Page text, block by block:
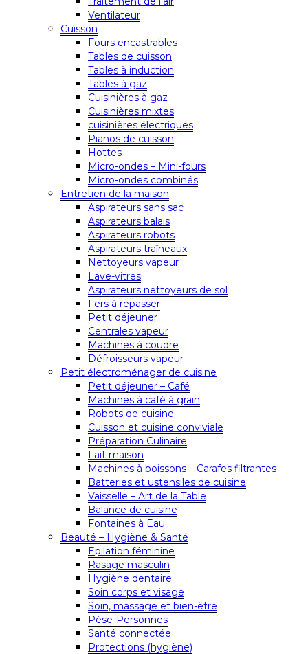
Ventilateur
Cuisson
Fours encastrables
Tables de cuisson
Tables à induction
Tables à gaz
Cuisinières à gaz
Cuisinières mixtes
cuisinières électriques
Pianos de cuisson
Hottes
Micro-ondes – Mini-fours
Micro-ondes combinés
Entretien de la maison
Aspirateurs sans sac
Aspirateurs balais
Aspirateurs robots
Aspirateurs traîneaux
Nettoyeurs vapeur
Lave-vitres
Aspirateurs nettoyeurs de sol
Fers à repasser
Petit déjeuner
Centrales vapeur
Machines à coudre
Défroisseurs vapeur
Petit électroménager de cuisine
Petit déjeuner – Café
Machines à café à grain
Robots de cuisine
Cuisson et cuisine conviviale
Préparation Culinaire
Fait maison
Machines à boissons – Carafes filtrantes
Batteries et ustensiles de cuisine
Vaisselle – Art de la Table
Balance de cuisine
Fontaines à Eau
Beauté – Hygiène & Santé
Epilation féminine
Rasage masculin
Hygiène dentaire
Soin corps et visage
Soin, massage et bien-être
Pèse-Personnes
Santé connectée
Protections (hygiène)